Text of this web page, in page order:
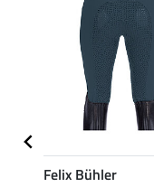
Felix Bühler